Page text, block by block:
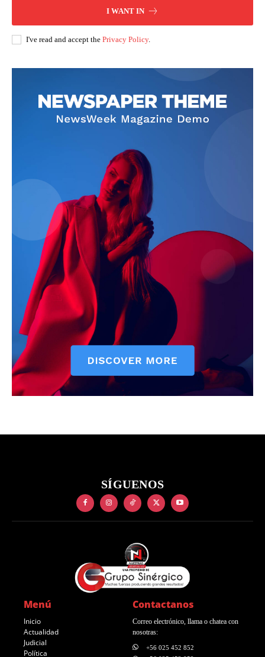
I WANT IN
I've read and accept the Privacy Policy.
SÍGUENOS
Menú
Inicio
Actualidad
Judicial
Política
Contactanos
Correo electrónico, llama o chatea con
nosotras:
+56 025 452 852